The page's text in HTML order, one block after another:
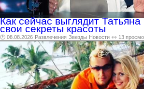
Как сейчас выглядит
свои секреты красоты
🕑 08.08.2026 Развлечения Звезды Новости 👀 13